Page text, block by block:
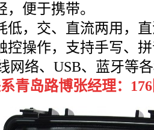
便于携带。
低，交、直流两用，
控操作，支持手写、
网络、USB、蓝牙等
青岛路博张经理：